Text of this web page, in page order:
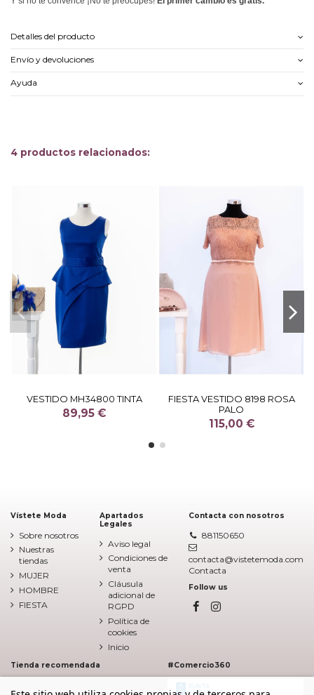
Detalles del producto
Envío y devoluciones
Ayuda
4 productos relacionados:
VESTIDO MH34800 TINTA
89,95 €
FIESTA VESTIDO 8198 ROSA
PALO
115,00 €
Vístete Moda
Sobre nosotros
Nuestras
tiendas
MUJER
HOMBRE
FIESTA
Apartados
Legales
Aviso legal
Condiciones de
venta
Cláusula
adicional de
RGPD
Política de
cookies
Inicio
Contacta con nosotros
881150650
contacta@vistetemoda.com
Contacta
Follow us
Tienda recomendada #Comercio360